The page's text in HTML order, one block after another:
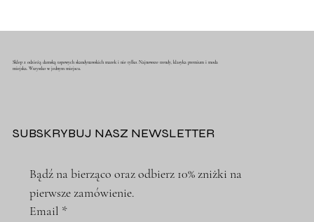
Sklep z odzieżą damską topowych skandynawskich marek i nie tylko. Najnowsze trendy, klasyka premium i moda
miejska. Wszystko w jednym miejscu.
SUBSKRYBUJ NASZ NEWSLETTER
Bądź na bierząco oraz odbierz 10% zniżki na
pierwsze zamówienie.
Email *